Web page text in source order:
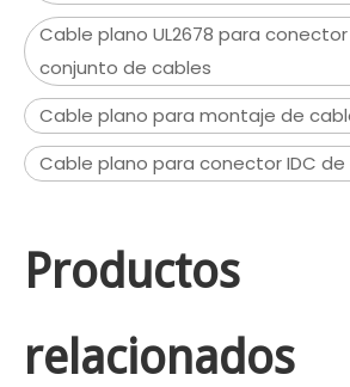
Cable plano UL2678 para conector
conjunto de cables
Cable plano para montaje de
Cable plano para conector IDC
Productos
relacionados